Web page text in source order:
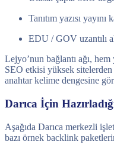
Tanıtım yazısı
EDU / GOV uzantılı
Lejyo’nun bağlantı ağı,
SEO etkisi yüksek
anahtar kelime dengesine
Darıca İçin
Aşağıda Darıca merkezli
bazı örnek backlink